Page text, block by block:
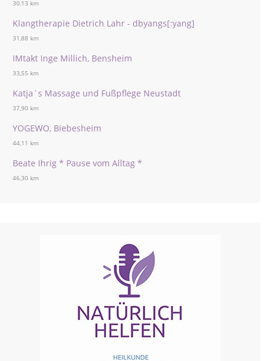
30,13 km
Klangtherapie Dietrich Lahr - dbyangs[:yang]
31,88 km
IMtakt Inge Millich, Bensheim
33,55 km
Katja´s Massage und Fußpflege Neustadt
37,90 km
YOGEWO, Biebesheim
44,11 km
Beate Ihrig * Pause vom Alltag *
46,30 km